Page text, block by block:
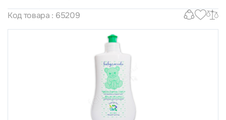
Код товара : 65209